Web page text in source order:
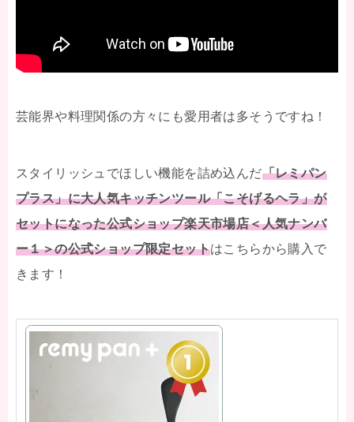
芸能界や料理関係の方々にも愛用者は多そうですね！
スタイリッシュでほしい機能を詰め込んだ「レミパン
プラス」に大人気キッチンツール「こそげるヘラ」が
セットになった公式ショップ楽天市場店＜人気ナンバ
ー１＞の公式ショップ限定セットはこちらから購入で
きます！